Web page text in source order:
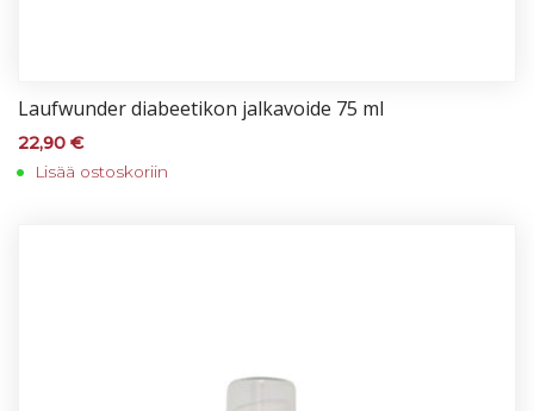
Lauf­wun­der dia­bee­ti­kon jal­ka­voi­de 75 ml
22,90 €
Lisää ostoskoriin